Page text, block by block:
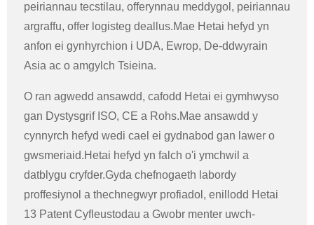
peiriannau tecstilau, offerynnau meddygol, peiriannau
argraffu, offer logisteg deallus.Mae Hetai hefyd yn
anfon ei gynhyrchion i UDA, Ewrop, De-ddwyrain
Asia ac o amgylch Tsieina.
O ran agwedd ansawdd, cafodd Hetai ei gymhwyso
gan Dystysgrif ISO, CE a Rohs.Mae ansawdd y
cynnyrch hefyd wedi cael ei gydnabod gan lawer o
gwsmeriaid.Hetai hefyd yn falch o'i ymchwil a
datblygu cryfder.Gyda chefnogaeth labordy
proffesiynol a thechnegwyr profiadol, enillodd Hetai
13 Patent Cyfleustodau a Gwobr menter uwch-